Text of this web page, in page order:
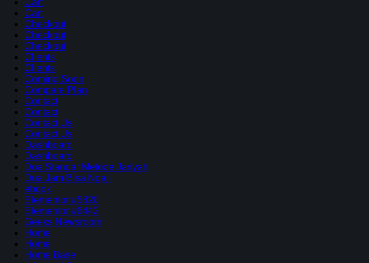
Cart
Cart
Checkout
Checkout
Checkout
Clients
Clients
Coming Soon
Compare Plan
Contact
Contact
Contact Us
Contact Us
Dashboard
Dashboard
Doa Standar Metode Jariyah
Dua Jam Bisa Ngaji
ebook
Elementor #5820
Elementor #6442
Geeks Newsroom
Home
Home
Home Base